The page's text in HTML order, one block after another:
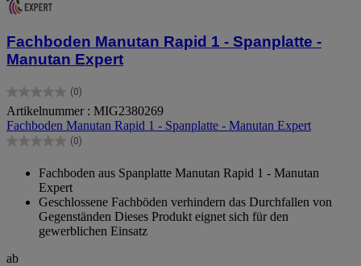
Fachboden Manutan Rapid 1 - Spanplatte -
Manutan Expert
(0)
0.0
von
5
Sternen.
Artikelnummer : MIG2380269
Fachboden Manutan Rapid 1 - Spanplatte - Manutan Expert
(0)
0.0
Sternen.
Fachboden aus Spanplatte Manutan Rapid 1 - Manutan
Expert
Geschlossene Fachböden verhindern das Durchfallen von
Gegenständen Dieses Produkt eignet sich für den
gewerblichen Einsatz
ab